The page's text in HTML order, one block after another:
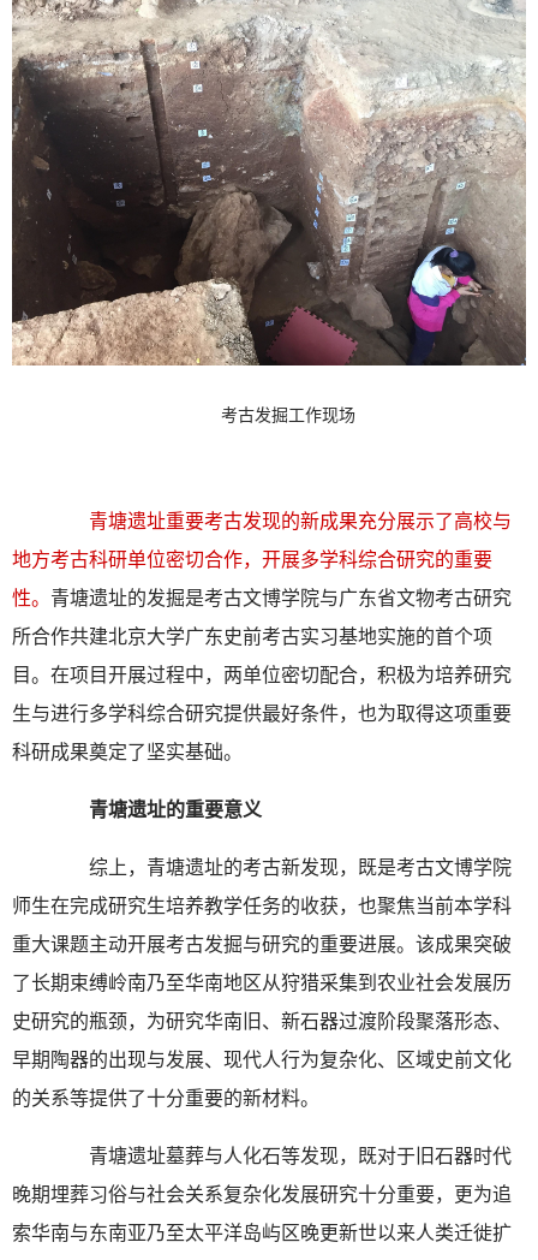
考古发掘工作现场
青塘遗址重要考古发现的新成果充分展示了高校与
地方考古科研单位密切合作，开展多学科综合研究的重要
性。 青塘遗址的发掘是考古文博学院与广东省文物考古研究
所合作共建北京大学广东史前考古实习基地实施的首个项
目。在项目开展过程中，两单位密切配合，积极为培养研究
生与进行多学科综合研究提供最好条件，也为取得这项重要
科研成果奠定了坚实基础。
青塘遗址的重要意义
综上，青塘遗址的考古新发现，既是考古文博学院
师生在完成研究生培养教学任务的收获，也聚焦当前本学科
重大课题主动开展考古发掘与研究的重要进展。该成果突破
了长期束缚岭南乃至华南地区从狩猎采集到农业社会发展历
史研究的瓶颈，为研究华南旧、新石器过渡阶段聚落形态、
早期陶器的出现与发展、现代人行为复杂化、区域史前文化
的关系等提供了十分重要的新材料。
青塘遗址墓葬与人化石等发现，既对于旧石器时代
晚期埋葬习俗与社会关系复杂化发展研究十分重要，更为追
索华南与东南亚乃至太平洋岛屿区晚更新世以来人类迁徙扩